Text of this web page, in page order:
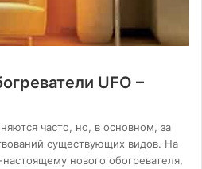
UFO –
часто, но, в основном, за
существующих видов. На
нового обогревателя,